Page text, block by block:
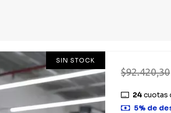
SIN STOCK
$92.420,30
24cuotas
5% de